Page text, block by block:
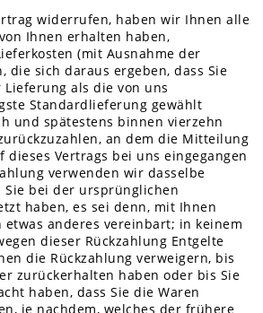
widerrufen, haben wir Ihnen alle
Ihnen erhalten haben,
(mit Ausnahme der
die sich daraus ergeben, dass Sie
als die von uns
Standardlieferung gewählt
und spätestens binnen vierzehn
an dem die Mitteilung
Vertrags bei uns eingegangen
verwenden wir dasselbe
Sie bei der ursprünglichen
haben, es sei denn, mit Ihnen
anderes vereinbart; in keinem
dieser Rückzahlung Entgelte
die Rückzahlung verweigern, bis
zurückerhalten haben oder bis Sie
haben, dass Sie die Waren
je nachdem, welches der frühere